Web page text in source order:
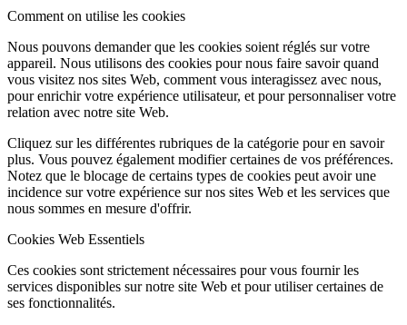
Comment on utilise les cookies
Nous pouvons demander que les cookies soient réglés sur votre
appareil. Nous utilisons des cookies pour nous faire savoir quand
vous visitez nos sites Web, comment vous interagissez avec nous,
pour enrichir votre expérience utilisateur, et pour personnaliser votre
relation avec notre site Web.
Cliquez sur les différentes rubriques de la catégorie pour en savoir
plus. Vous pouvez également modifier certaines de vos préférences.
Notez que le blocage de certains types de cookies peut avoir une
incidence sur votre expérience sur nos sites Web et les services que
nous sommes en mesure d'offrir.
Cookies Web Essentiels
Ces cookies sont strictement nécessaires pour vous fournir les
services disponibles sur notre site Web et pour utiliser certaines de
ses fonctionnalités.